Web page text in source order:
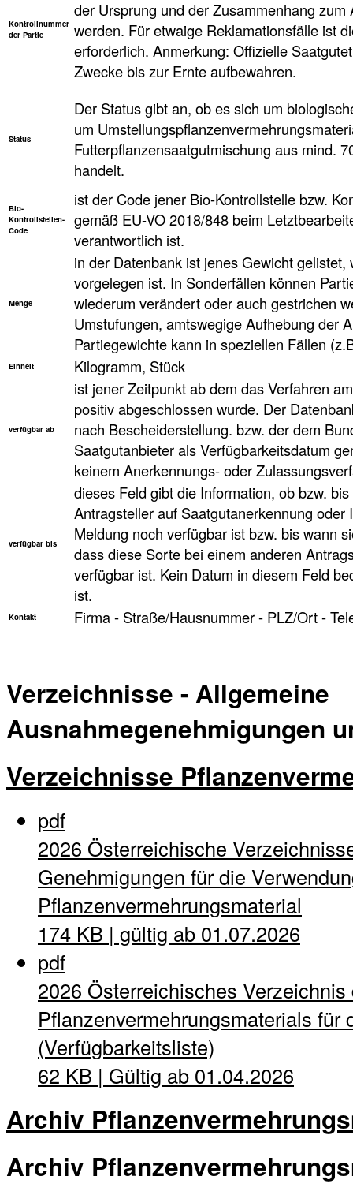
Kontrollnummer
der Partie
der Ursprung und der Zusammenhang
werden. Für etwaige Reklamationsfälle ist
erforderlich. Anmerkung: Offizielle
Zwecke bis zur Ernte aufbewahren.
Status
Der Status gibt an, ob es sich um
um
Futterpflanzensaatgutmischung aus mind.
handelt.
Bio-
Kontrollstellen-
Code
ist der Code jener Bio-Kontrollstelle bzw.
gemäß EU-VO 2018/848 beim
verantwortlich ist.
Menge
in der Datenbank ist jenes Gewicht
vorgelegen ist. In Sonderfällen können
wiederum verändert oder auch gestrichen
Umstufungen, amtswegige Aufhebung der
Partiegewichte kann in speziellen Fällen
Einheit Kilogramm, Stück
verfügbar ab
ist jener Zeitpunkt ab dem das Verfahren
positiv abgeschlossen wurde. Der
nach Bescheiderstellung. bzw. der dem
Saatgutanbieter als Verfügbarkeitsdatum
keinem Anerkennungs- oder
verfügbar bis
dieses Feld gibt die Information, ob bzw.
Antragsteller auf Saatgutanerkennung
Meldung noch verfügbar ist bzw. bis wann
dass diese Sorte bei einem anderen
verfügbar ist. Kein Datum in diesem Feld
ist.
Kontakt Firma - Straße/Hausnummer - PLZ/Ort -
Verzeichnisse - Allgemeine
Ausnahmegenehmigungen
Verzeichnisse
pdf
2026 Österreichische
Genehmigungen für die
Pflanzenvermehrungsmaterial
174 KB | gültig ab 01.07.2026
pdf
2026 Österreichisches
Pflanzenvermehrungsmaterials
(Verfügbarkeitsliste)
62 KB | Gültig ab 01.04.2026
Archiv
Archiv